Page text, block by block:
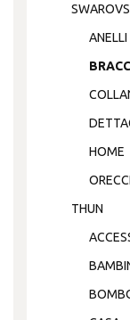
ANELLI
HOME
THUN